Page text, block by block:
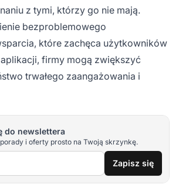
z tymi, którzy go nie mają.
bezproblemowego
które zachęca użytkowników
firmy mogą zwiększyć
trwałego zaangażowania i
do newslettera
i oferty prosto na Twoją skrzynkę.
Zapisz się